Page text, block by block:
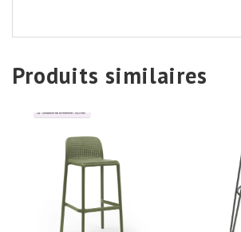
Produits similaires